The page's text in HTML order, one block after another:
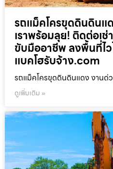
รถแม็คโครขุดดินดินแ
เราพร้อมลุย! ติดต่อเ
ขับมืออาชีพ ลงพื้นที่ไ
แบคโฮรับจ้าง.com
รถแม็คโครขุดดินดินแดง งานด่ว
ดูเพิ่มเติม »